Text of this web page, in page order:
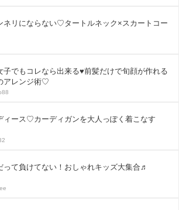
ネリにならない♡タートルネック×スカートコー
子でもコレなら出来る♥前髪だけで旬顔が作れる
アレンジ術♡
ィース♡カーディガンを大人っぽく着こなす
って負けてない！おしゃれキッズ大集合♬